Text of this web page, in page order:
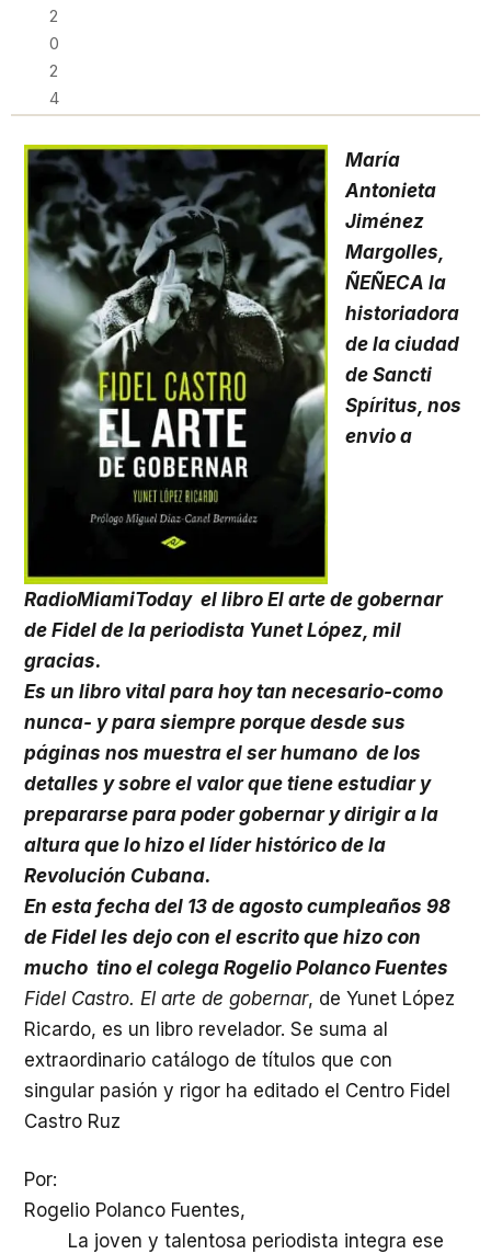
2
0
2
4
María
Antonieta
Jiménez
Margolles,
ÑEÑECA la
historiadora
de la ciudad
de Sancti
Spíritus, nos
envio a
RadioMiamiToday el libro El arte de gobernar
de Fidel de la periodista Yunet López, mil
gracias.
Es un libro vital para hoy tan necesario-como
nunca- y para siempre porque desde sus
páginas nos muestra el ser humano de los
detalles y sobre el valor que tiene estudiar y
prepararse para poder gobernar y dirigir a la
altura que lo hizo el líder histórico de la
Revolución Cubana.
En esta fecha del 13 de agosto cumpleaños 98
de Fidel les dejo con el escrito que hizo con
mucho tino el colega Rogelio Polanco Fuentes
Fidel Castro. El arte de gobernar, de Yunet López
Ricardo, es un libro revelador. Se suma al
extraordinario catálogo de títulos que con
singular pasión y rigor ha editado el Centro Fidel
Castro Ruz
Por:
Rogelio Polanco Fuentes,
La joven y talentosa periodista integra ese